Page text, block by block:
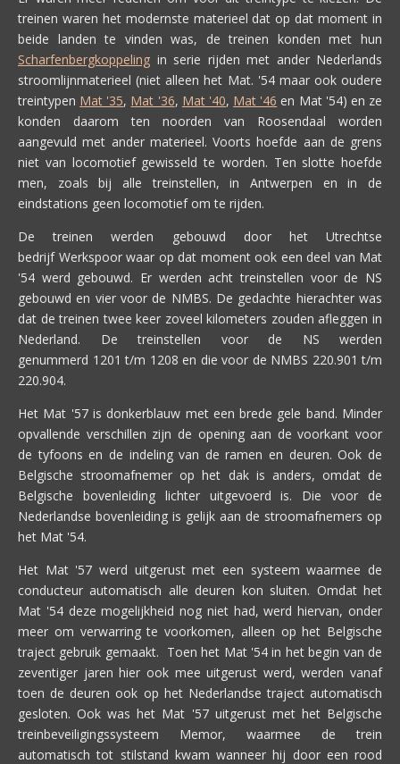
treinen waren het modernste materieel dat op dat moment in
beide landen te vinden was, de treinen konden met hun
Scharfenbergkoppeling in serie rijden met ander Nederlands
stroomlijnmaterieel (niet alleen het Mat. '54 maar ook oudere
treintypen Mat '35, Mat '36, Mat '40, Mat '46 en Mat '54) en ze
konden daarom ten noorden van Roosendaal worden
aangevuld met ander materieel. Voorts hoefde aan de grens
niet van locomotief gewisseld te worden. Ten slotte hoefde
men, zoals bij alle treinstellen, in Antwerpen en in de
eindstations geen locomotief om te rijden.
De treinen werden gebouwd door het Utrechtse
bedrijf Werkspoor waar op dat moment ook een deel van Mat
'54 werd gebouwd. Er werden acht treinstellen voor de NS
gebouwd en vier voor de NMBS. De gedachte hierachter was
dat de treinen twee keer zoveel kilometers zouden afleggen in
Nederland. De treinstellen voor de NS werden
genummerd 1201 t/m 1208 en die voor de NMBS 220.901 t/m
220.904.
Het Mat '57 is donkerblauw met een brede gele band. Minder
opvallende verschillen zijn de opening aan de voorkant voor
de tyfoons en de indeling van de ramen en deuren. Ook de
Belgische stroomafnemer op het dak is anders, omdat de
Belgische bovenleiding lichter uitgevoerd is. Die voor de
Nederlandse bovenleiding is gelijk aan de stroomafnemers op
het Mat '54.
Het Mat '57 werd uitgerust met een systeem waarmee de
conducteur automatisch alle deuren kon sluiten. Omdat het
Mat '54 deze mogelijkheid nog niet had, werd hiervan, onder
meer om verwarring te voorkomen, alleen op het Belgische
traject gebruik gemaakt. Toen het Mat '54 in het begin van de
zeventiger jaren hier ook mee uitgerust werd, werden vanaf
toen de deuren ook op het Nederlandse traject automatisch
gesloten. Ook was het Mat '57 uitgerust met het Belgische
treinbeveiligingssysteem Memor, waarmee de trein
automatisch tot stilstand kwam wanneer hij door een rood